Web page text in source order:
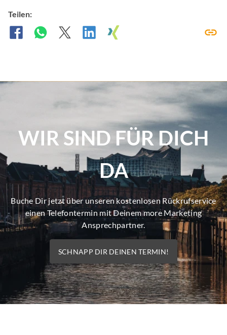
Teilen:
WIR SIND FÜR DICH
DA
Buche Dir jetzt über unseren kostenlosen Rückrufservice
einen Telefontermin mit Deinem more Marketing
Ansprechpartner.
SCHNAPP DIR DEINEN TERMIN!